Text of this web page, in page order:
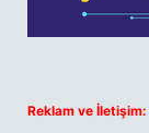
Reklam ve İletişim: